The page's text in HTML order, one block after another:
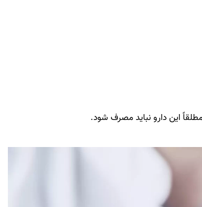
این دارو نباید مصرف شود.